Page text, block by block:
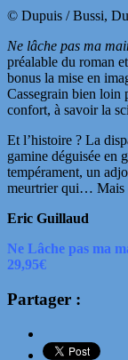
© Dupuis / Bussi,
Ne lâche pas ma
préalable du roman
bonus la mise en
Cassegrain bien loin
confort, à savoir la
Et l’histoire ? La
gamine déguisée en
tempérament, un
meurtrier qui… Mais
Eric Guillaud
Ne Lâche pas ma
29,95€
Partager :